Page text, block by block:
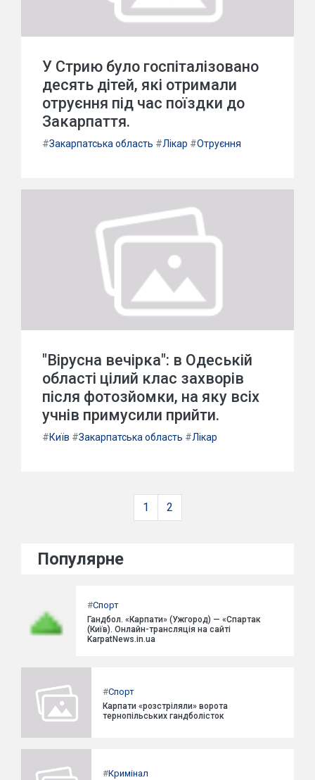
У Стрию було госпіталізовано
десять дітей, які отримали
отруєння під час поїздки до
Закарпаття.
#Закарпатська область #Лікар #Отруєння
"Вірусна вечірка": в Одеській
області цілий клас захворів
після фотозйомки, на яку всіх
учнів примусили прийти.
#Київ #Закарпатська область #Лікар
1 2
Популярне
#Спорт
Гандбол. «Карпати» (Ужгород) — «Спартак
(Київ). Онлайн-трансляція на сайті
KarpatNews.in.ua
#Спорт
Карпати «розстріляли» ворота
тернопільських гандболісток
#Кримінал